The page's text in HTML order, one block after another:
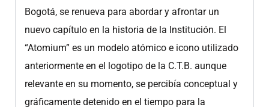
Bogotá, se renueva para abordar y afrontar un
nuevo capítulo en la historia de la Institución. El
“Atomium” es un modelo atómico e icono utilizado
anteriormente en el logotipo de la C.T.B. aunque
relevante en su momento, se percibía conceptual y
gráficamente detenido en el tiempo para la